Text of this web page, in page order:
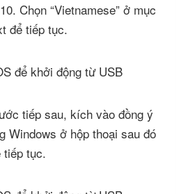
Chọn “Vietnamese” ở mục
để tiếp tục.
tiếp sau, kích vào đồng ý
Windows ở hộp thoại sau đó
tục.